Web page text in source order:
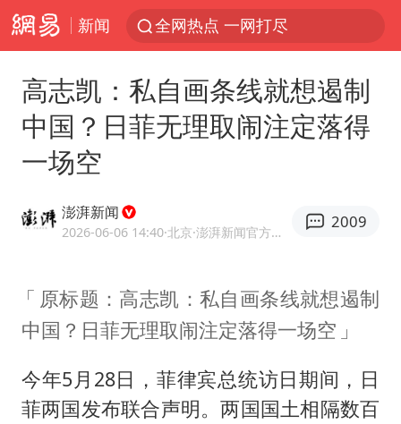
新闻 全网热点 一网打尽
高志凯：私自画条线就想遏制
中国？日菲无理取闹注定落得
一场空
澎湃新闻
2026-06-06 14:40·北京 ·澎湃新闻官方网易号
2009
原标题：高志凯：私自画条线就想遏制
中国？日菲无理取闹注定落得一场空
今年5月28日，菲律宾总统访日期间，日
菲两国发布联合声明。两国国土相隔数百